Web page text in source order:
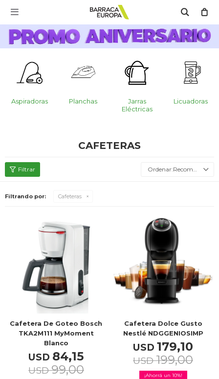

Aspiradoras Planchas
Jarras
Eléctricas
Licuadoras
CAFETERAS
Recomendados
Filtrando por: Cafeteras
Cafetera De Goteo Bosch
TKA2M111 MyMoment
Blanco
USD 84,15
USD 99,00
Cafetera Dolce Gusto
Nestlé NDGGENIOSIMP
USD 179,10
USD 199,00
10
MI CUENTA
Catálogo Escríbenos Aquí!! Promo Aniversario
Cocina
TV & Audio
Hogar
Baño